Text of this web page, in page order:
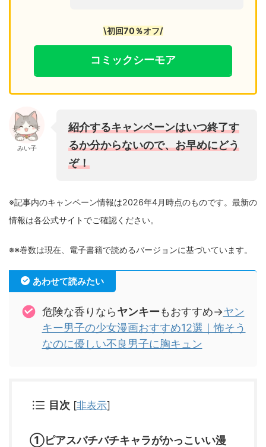
\初回70％オフ/
コミックシーモア
みい子
紹介するキャンペーンはいつ終了す
るか分からないので、お早めにどう
ぞ！
※記事内のキャンペーン情報は2026年4月時点のものです。最新の
情報は各公式サイトでご確認ください。
※※巻数は現在、電子書籍で読めるバージョンに基づいています。
あわせて読みたい
危険な香りならヤンキーもおすすめ→ヤン
キー男子の少女漫画おすすめ12選｜怖そう
なのに優しい不良男子に胸キュン
目次 [非表示]
①ピアスバチバチキャラがかっこいい漫